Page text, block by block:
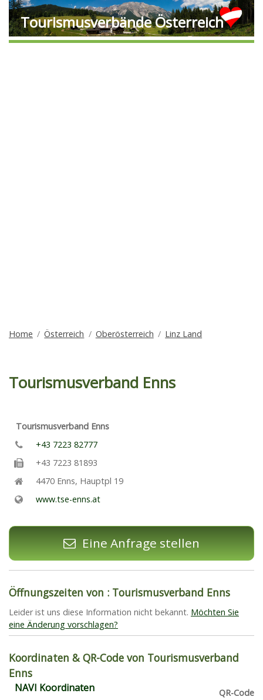
Tourismusverbände Österreich
Home Österreich Oberösterreich Linz Land
Tourismusverband Enns
Tourismusverband Enns
+43 7223 82777
+43 7223 81893
4470 Enns, Hauptpl 19
www.tse-enns.at
Eine Anfrage stellen
Öffnungszeiten von : Tourismusverband Enns
Leider ist uns diese Information nicht bekannt. Möchten Sie
eine Änderung vorschlagen?
Koordinaten & QR-Code von Tourismusverband
Enns
NAVI Koordinaten QR-Code